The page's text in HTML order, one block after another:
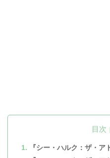
目次
『シー・ハルク：ザ・ア